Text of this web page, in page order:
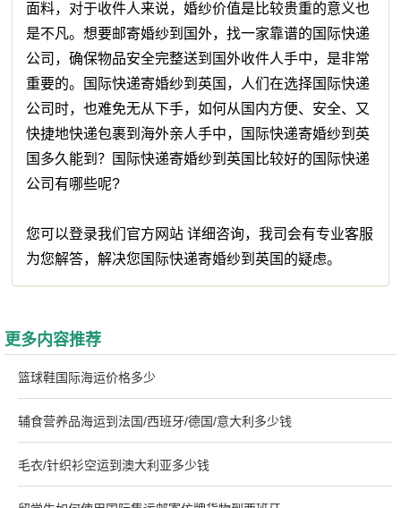
面料，对于收件人来说，婚纱价值是比较贵重的意义也
是不凡。想要邮寄婚纱到国外，找一家靠谱的国际快递
公司，确保物品安全完整送到国外收件人手中，是非常
重要的。国际快递寄婚纱到英国，人们在选择国际快递
公司时，也难免无从下手，如何从国内方便、安全、又
快捷地快递包裹到海外亲人手中，国际快递寄婚纱到英
国多久能到？国际快递寄婚纱到英国比较好的国际快递
公司有哪些呢?
您可以登录我们官方网站 详细咨询，我司会有专业客服
为您解答，解决您国际快递寄婚纱到英国的疑虑。
更多内容推荐
篮球鞋国际海运价格多少
辅食营养品海运到法国/西班牙/德国/意大利多少钱
毛衣/针织衫空运到澳大利亚多少钱